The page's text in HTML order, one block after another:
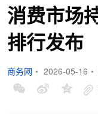
消费市场
排行发布
商务网 • 2026-05-16 •